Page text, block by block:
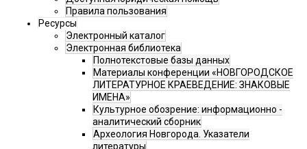
Правила пользования
Ресурсы
Электронный каталог
Электронная библиотека
Полнотекстовые базы данных
Материалы конференции «НОВГОРОДСКОЕ
ЛИТЕРАТУРНОЕ КРАЕВЕДЕНИЕ: ЗНАКОВЫЕ
ИМЕНА»
Культурное обозрение: информационно -
аналитический сборник
Археология Новгорода. Указатели
литературы